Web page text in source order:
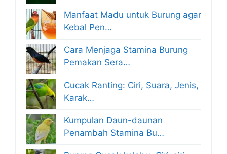
Manfaat Madu untuk Burung agar
Kebal Pen…
Cara Menjaga Stamina Burung
Pemakan Sera…
Cucak Ranting: Ciri, Suara, Jenis,
Karak…
Kumpulan Daun-daunan
Penambah Stamina Bu…